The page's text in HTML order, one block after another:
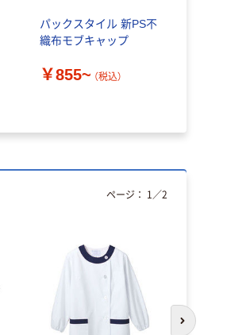
パックスタイル 新PS不
織布モブキャップ
￥855~ （税込）
ページ： 1 ／2
次のスライド